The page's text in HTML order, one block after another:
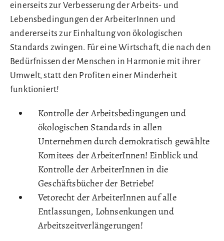
einerseits zur Verbesserung der Arbeits- und
Lebensbedingungen der ArbeiterInnen und
andererseits zur Einhaltung von ökologischen
Standards zwingen. Für eine Wirtschaft, die nach den
Bedürfnissen der Menschen in Harmonie mit ihrer
Umwelt, statt den Profiten einer Minderheit
funktioniert!
Kontrolle der Arbeitsbedingungen und
ökologischen Standards in allen
Unternehmen durch demokratisch gewählte
Komitees der ArbeiterInnen! Einblick und
Kontrolle der ArbeiterInnen in die
Geschäftsbücher der Betriebe!
Vetorecht der ArbeiterInnen auf alle
Entlassungen, Lohnsenkungen und
Arbeitszeitverlängerungen!